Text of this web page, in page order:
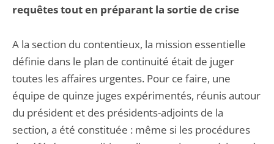
requêtes tout en préparant la sortie de crise
A la section du contentieux, la mission essentielle
définie dans le plan de continuité était de juger
toutes les affaires urgentes. Pour ce faire, une
équipe de quinze juges expérimentés, réunis autour
du président et des présidents-adjoints de la
section, a été constituée : même si les procédures